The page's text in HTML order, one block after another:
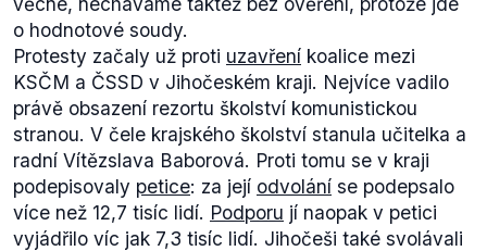
o hodnotové soudy.
Protesty začaly už proti uzavření koalice mezi
KSČM a ČSSD v Jihočeském kraji. Nejvíce vadilo
právě obsazení rezortu školství komunistickou
stranou. V čele krajského školství stanula učitelka a
radní Vítězslava Baborová. Proti tomu se v kraji
podepisovaly petice: za její odvolání se podepsalo
více než 12,7 tisíc lidí. Podporu jí naopak v petici
vyjádřilo víc jak 7,3 tisíc lidí. Jihočeši také svolávali